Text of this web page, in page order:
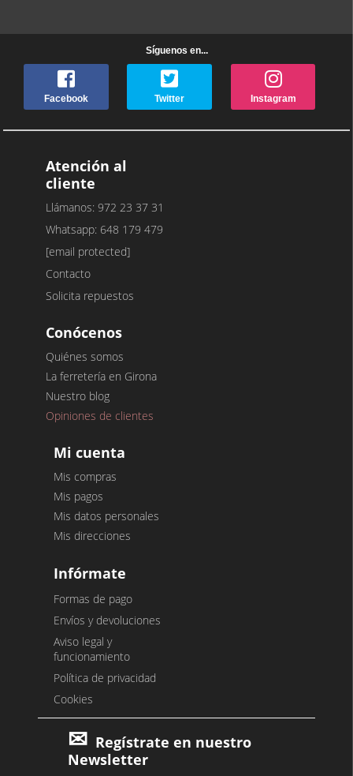
Síguenos en...
Facebook Twitter Instagram
Atención al
cliente
Llámanos: 972 23 37 31
Whatsapp: 648 179 479
[email protected]
Contacto
Solicita repuestos
Conócenos
Quiénes somos
La ferretería en Girona
Nuestro blog
Opiniones de clientes
Mi cuenta
Mis compras
Mis pagos
Mis datos personales
Mis direcciones
Infórmate
Formas de pago
Envíos y devoluciones
Aviso legal y
funcionamiento
Política de privacidad
Cookies
Regístrate en nuestro
Newsletter